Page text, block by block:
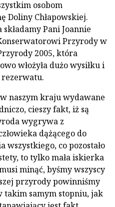
osobom
Doliny Chłapowskiej.
Pani Joannie
Przyrody w
2005, która
włożyła dużo wysiłku i
rezerwatu.
naszym kraju wydawane
cieszy fakt, iż są
wygrywa z
dążącego do
wszystkiego, co pozostało
to tylko mała iskierka
minąć, byśmy wszyscy
przyrody powinniśmy
takim samym stopniu, jak